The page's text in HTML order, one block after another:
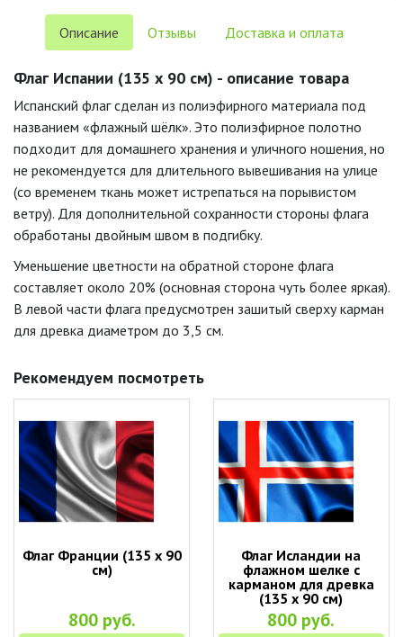
Описание Отзывы Доставка и оплата
Флаг Испании (135 х 90 см) - описание товара
Испанский флаг сделан из полиэфирного материала под
названием «флажный шёлк». Это полиэфирное полотно
подходит для домашнего хранения и уличного ношения, но
не рекомендуется для длительного вывешивания на улице
(со временем ткань может истрепаться на порывистом
ветру). Для дополнительной сохранности стороны флага
обработаны двойным швом в подгибку.
Уменьшение цветности на обратной стороне флага
составляет около 20% (основная сторона чуть более яркая).
В левой части флага предусмотрен зашитый сверху карман
для древка диаметром до 3,5 см.
Рекомендуем посмотреть
Флаг Франции (135 х 90
см)
800 руб.
Флаг Исландии на
флажном шелке с
карманом для древка
(135 х 90 см)
800 руб.